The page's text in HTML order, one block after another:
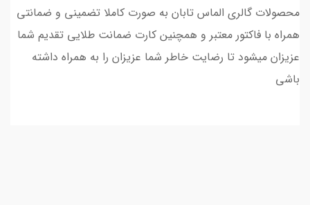
محصولات گالری الماس تابان به صورت کاملا تضمینی و ضمانتی
همراه با فاکتور معتبر و همچنین کارت ضمانت طلایی تقدیم شما
عزیزان میشود تا رضایت خاطر شما عزیزان را به همراه داشته
باشی